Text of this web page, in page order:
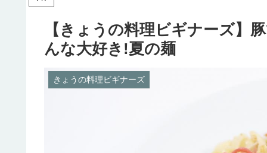
【きょうの料理ビギナーズ】
んな大好き!夏の麺
きょうの料理ビギナーズ